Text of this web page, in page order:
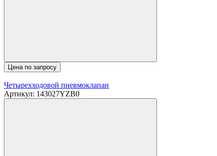
Цена по запросу
Четырехходовой пневмоклапан
Артикул: 143027YZB0